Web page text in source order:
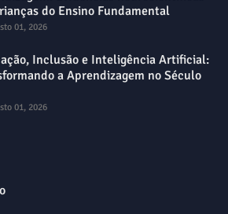
do Ensino Fundamental
01, 2026
Inclusão e Inteligência Artificial:
a Aprendizagem no Século
01, 2026